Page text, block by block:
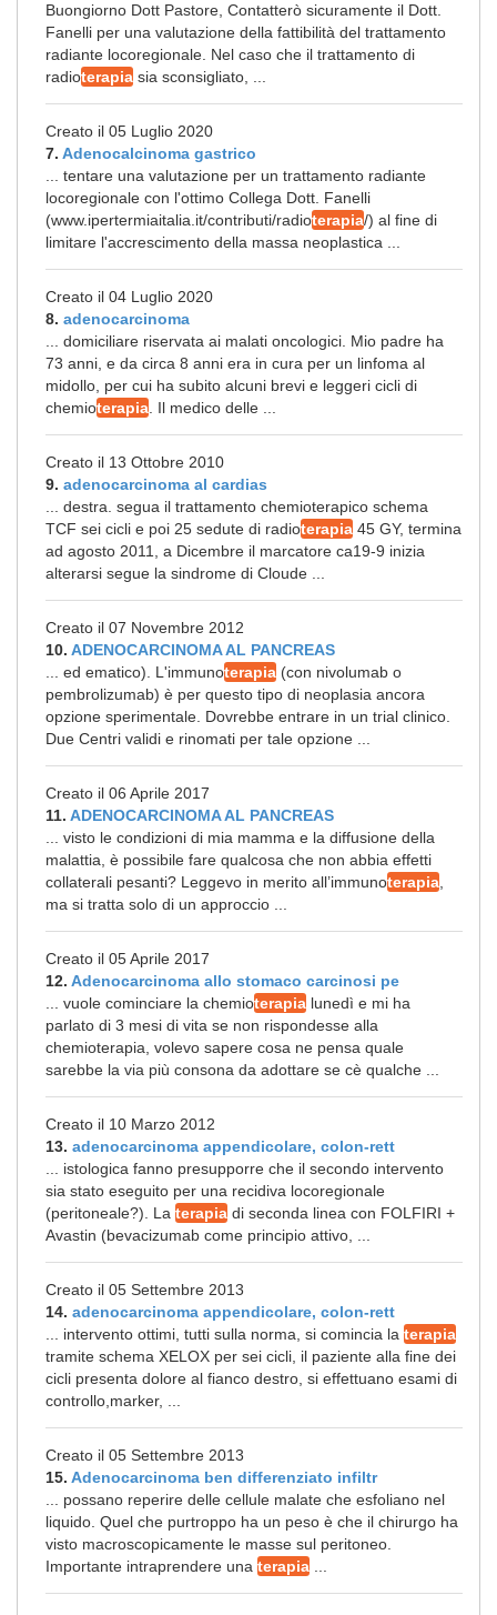
Buongiorno Dott Pastore, Contatterò sicuramente il Dott.
Fanelli per una valutazione della fattibilità del trattamento
radiante locoregionale. Nel caso che il trattamento di
radioterapia sia sconsigliato, ...
Creato il 05 Luglio 2020
7. Adenocalcinoma gastrico
... tentare una valutazione per un trattamento radiante
locoregionale con l'ottimo Collega Dott. Fanelli
(www.ipertermiaitalia.it/contributi/radioterapia/) al fine di
limitare l'accrescimento della massa neoplastica ...
Creato il 04 Luglio 2020
8. adenocarcinoma
... domiciliare riservata ai malati oncologici. Mio padre ha
73 anni, e da circa 8 anni era in cura per un linfoma al
midollo, per cui ha subito alcuni brevi e leggeri cicli di
chemioterapia . Il medico delle ...
Creato il 13 Ottobre 2010
9. adenocarcinoma al cardias
... destra. segua il trattamento chemioterapico schema
TCF sei cicli e poi 25 sedute di radioterapia 45 GY, termina
ad agosto 2011, a Dicembre il marcatore ca19-9 inizia
alterarsi segue la sindrome di Cloude ...
Creato il 07 Novembre 2012
10. ADENOCARCINOMA AL PANCREAS
... ed ematico). L'immunoterapia (con nivolumab o
pembrolizumab) è per questo tipo di neoplasia ancora
opzione sperimentale. Dovrebbe entrare in un trial clinico.
Due Centri validi e rinomati per tale opzione ...
Creato il 06 Aprile 2017
11. ADENOCARCINOMA AL PANCREAS
... visto le condizioni di mia mamma e la diffusione della
malattia, è possibile fare qualcosa che non abbia effetti
collaterali pesanti? Leggevo in merito all’immunoterapia
ma si tratta solo di un approccio ...
Creato il 05 Aprile 2017
12. Adenocarcinoma allo stomaco carcinosi pe
... vuole cominciare la chemioterapia lunedì e mi ha
parlato di 3 mesi di vita se non rispondesse alla
chemioterapia, volevo sapere cosa ne pensa quale
sarebbe la via più consona da adottare se cè qualche ...
Creato il 10 Marzo 2012
13. adenocarcinoma appendicolare, colon-rett
... istologica fanno presupporre che il secondo intervento
sia stato eseguito per una recidiva locoregionale
(peritoneale?). La terapia di seconda linea con FOLFIRI +
Avastin (bevacizumab come principio attivo, ...
Creato il 05 Settembre 2013
14. adenocarcinoma appendicolare, colon-rett
... intervento ottimi, tutti sulla norma, si comincia la terapia
tramite schema XELOX per sei cicli, il paziente alla fine dei
cicli presenta dolore al fianco destro, si effettuano esami di
controllo,marker, ...
Creato il 05 Settembre 2013
15. Adenocarcinoma ben differenziato infiltr
... possano reperire delle cellule malate che esfoliano nel
liquido. Quel che purtroppo ha un peso è che il chirurgo ha
visto macroscopicamente le masse sul peritoneo.
Importante intraprendere una terapia